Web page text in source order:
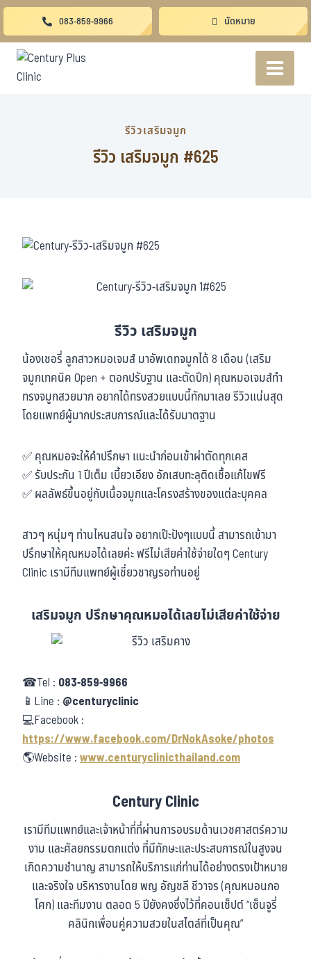
083-859-9966 นัดหมาย
รีวิวเสริมจมูก
รีวิว เสริมจมูก #625
รีวิว เสริมจมูก
น้องเชอรี่ ลูกสาวหมอเจมส์ มาอัพเดทจมูกได้ 8 เดือน (เสริม
จมูกเทคนิค Open + ตอกปรับฐาน และตัดปีก) คุณหมอเจมส์ทำ
ทรงจมูกสวยมาก อยากได้ทรงสวยแบบนี้ทักมาเลย รีวิวแน่นสุด
โดยแพทย์ผู้มากประสบการณ์และได้รับมาตฐาน
✅ คุณหมอจะให้คำปรึกษา แนะนำก่อนเข้าผ่าตัดทุกเคส
✅ รับประกัน 1 ปีเต็ม เบี้ยวเอียง อักเสบทะลุติดเชื้อแก้ไขฟรี
✅ ผลลัพธ์ขึ้นอยู่กับเนื้อจมูกและโครงสร้างของแต่ละบุคคล
สาวๆ หนุ่มๆ ท่านไหนสนใจ อยากเป๊ะปังๆแบบนี้ สามารถเข้ามา
ปรึกษาให้คุณหมอได้เลยค่ะ ฟรีไม่เสียค่าใช้จ่ายใดๆ Century
Clinic เรามีทีมแพทย์ผู้เชี่ยวชาญรอท่านอยู่
เสริมจมูก ปรึกษาคุณหมอได้เลยไม่เสียค่าใช้จ่าย
☎Tel : 083-859-9966
📱Line : @centuryclinic
💻Facebook :
https://www.facebook.com/DrNokAsoke/photos
🌎Website :www.centuryclinicthailand.com
Century Clinic
เรามีทีมแพทย์และเจ้าหน้าที่ที่ผ่านการอบรมด้านเวชศาสตร์ความ
งาม และศัลยกรรมตกแต่ง ที่มีทักษะและประสบการณ์ในสูงจน
เกิดความชำนาญ สามารถให้บริการแก่ท่านได้อย่างตรงเป้าหมาย
และจริงใจ บริหารงานโดย พญ อัญชลี ชีวาจร (คุณหมอนกอ
โศก) และทีมงาน ตลอด 5 ปียังคงซึ่งไว้ที่คอนเซ็ปต์ “เซ็นจูรี่
คลินิกเพื่อนคู่ความสวยในสไตล์ที่เป็นคุณ”